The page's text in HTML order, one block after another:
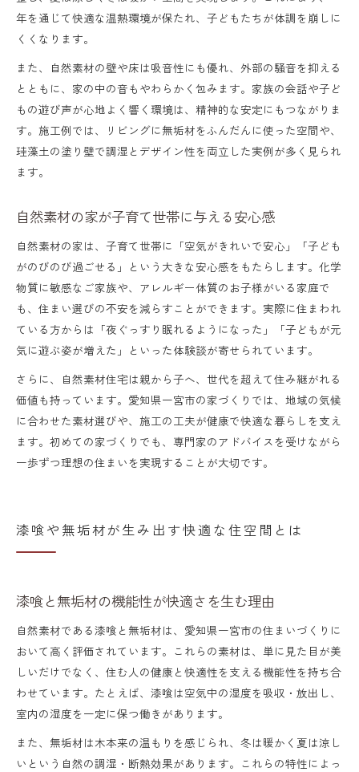
年を通じて快適な温熱環境が保たれ、子どもたちが体調を崩しに
くくなります。
また、自然素材の壁や床は吸音性にも優れ、外部の騒音を抑える
とともに、家の中の音もやわらかく包みます。家族の会話や子ど
もの遊び声が心地よく響く環境は、精神的な安定にもつながりま
す。施工例では、リビングに無垢材をふんだんに使った空間や、
珪藻土の塗り壁で調湿とデザイン性を両立した実例が多く見られ
ます。
自然素材の家が子育て世帯に与える安心感
自然素材の家は、子育て世帯に「空気がきれいで安心」「子ども
がのびのび過ごせる」という大きな安心感をもたらします。化学
物質に敏感なご家族や、アレルギー体質のお子様がいる家庭で
も、住まい選びの不安を減らすことができます。実際に住まわれ
ている方からは「夜ぐっすり眠れるようになった」「子どもが元
気に遊ぶ姿が増えた」といった体験談が寄せられています。
さらに、自然素材住宅は親から子へ、世代を超えて住み継がれる
価値も持っています。愛知県一宮市の家づくりでは、地域の気候
に合わせた素材選びや、施工の工夫が健康で快適な暮らしを支え
ます。初めての家づくりでも、専門家のアドバイスを受けながら
一歩ずつ理想の住まいを実現することが大切です。
漆喰や無垢材が生み出す快適な住空間とは
漆喰と無垢材の機能性が快適さを生む理由
自然素材である漆喰と無垢材は、愛知県一宮市の住まいづくりに
おいて高く評価されています。これらの素材は、単に見た目が美
しいだけでなく、住む人の健康と快適性を支える機能性を持ち合
わせています。たとえば、漆喰は空気中の湿度を吸収・放出し、
室内の湿度を一定に保つ働きがあります。
また、無垢材は木本来の温もりを感じられ、冬は暖かく夏は涼し
いという自然の調湿・断熱効果があります。これらの特性によっ